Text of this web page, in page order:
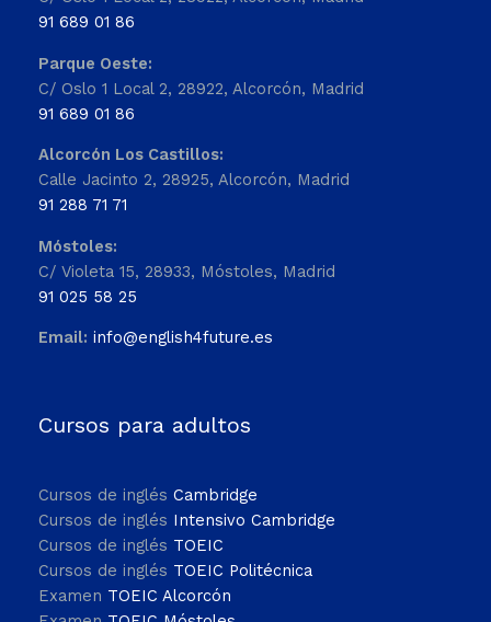
91 689 01 86
Parque Oeste:
C/ Oslo 1 Local 2, 28922, Alcorcón, Madrid
91 689 01 86
Alcorcón Los Castillos:
Calle Jacinto 2, 28925, Alcorcón, Madrid
91 288 71 71
Móstoles:
C/ Violeta 15, 28933, Móstoles, Madrid
91 025 58 25
Email: info@english4future.es
Cursos para adultos
Cursos de inglés Cambridge
Cursos de inglés Intensivo Cambridge
Cursos de inglés TOEIC
Cursos de inglés TOEIC Politécnica
Examen TOEIC Alcorcón